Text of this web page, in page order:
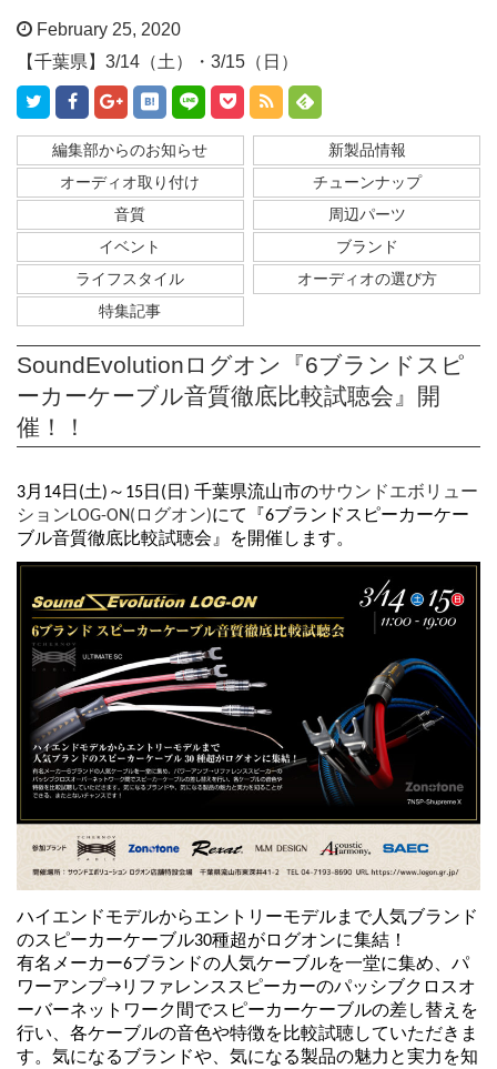
February 25, 2020
【千葉県】3/14（土）・3/15（日）
編集部からのお知らせ
新製品情報
オーディオ取り付け
チューンナップ
音質
周辺パーツ
イベント
ブランド
ライフスタイル
オーディオの選び方
特集記事
SoundEvolutionログオン『6ブランドスピ
ーカーケーブル音質徹底比較試聴会』開
催！！
3月14日(土)～15日(日) 千葉県流山市のサウンドエボリュー
ションLOG-ON(ログオン)にて『6ブランドスピーカーケー
ブル音質徹底比較試聴会』を開催します。
ハイエンドモデルからエントリーモデルまで人気ブランド
のスピーカーケーブル30種超がログオンに集結！
有名メーカー6ブランドの人気ケーブルを一堂に集め、パ
ワーアンプ→リファレンススピーカーのパッシブクロスオ
ーバーネットワーク間でスピーカーケーブルの差し替えを
行い、各ケーブルの音色や特徴を比較試聴していただきま
す。気になるブランドや、気になる製品の魅力と実力を知